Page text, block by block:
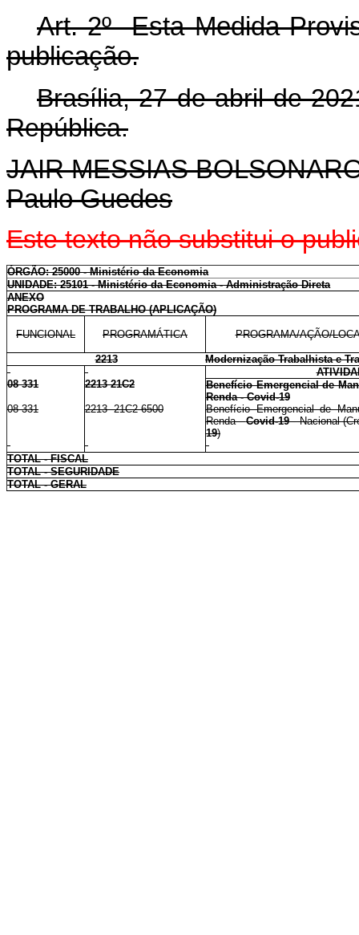
Art. 2º Esta Medida
publicação.
Brasília, 27 de abril de
República.
JAIR MESSIAS
Paulo Guedes
Este texto não substitui o
ÓRGÃO: 25000 - Ministério da Economia
UNIDADE: 25101 - Ministério da Economia - Administração Direta
ANEXO
PROGRAMA DE TRABALHO (APLICAÇÃO)
FUNCIONAL PROGRAMÁTICA PROGRAMA/AÇÃO/
2213
Modernização Trabalhista e
08 331
2213 21C2
Benefício Emergencial de
Renda - Covid-19
08 331
2213 21C2 6500
Benefício Emergencial de
Renda -Covid-19- Nacional
19)
TOTAL - FISCAL
TOTAL - SEGURIDADE
TOTAL - GERAL